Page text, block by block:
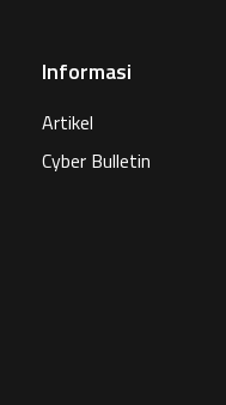
Informasi
Artikel
Cyber Bulletin